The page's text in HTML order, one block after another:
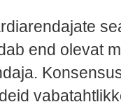
end olevat